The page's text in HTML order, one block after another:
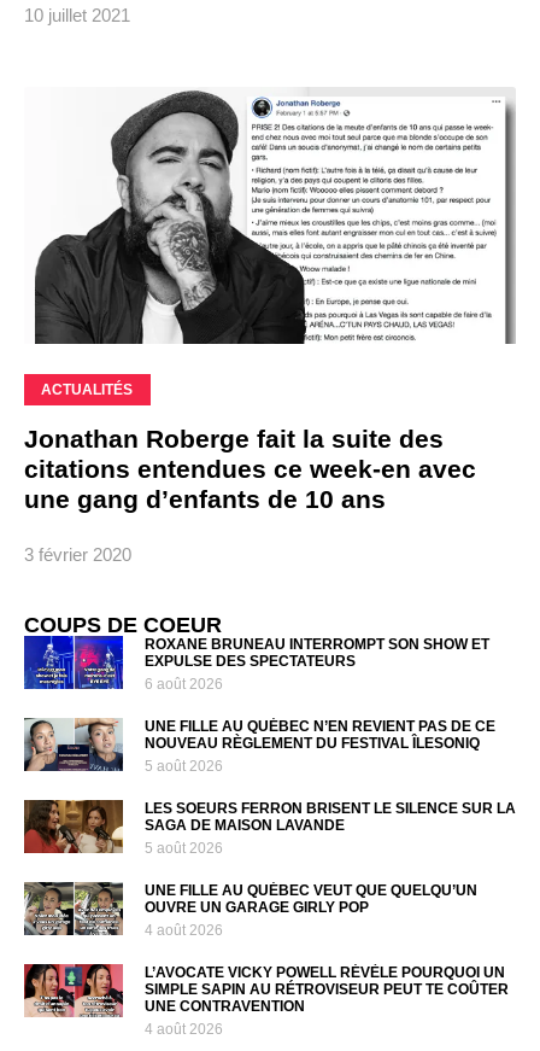
10 juillet 2021
ACTUALITÉS
Jonathan Roberge fait la suite des
citations entendues ce week-en avec
une gang d’enfants de 10 ans
3 février 2020
COUPS DE COEUR
ROXANE BRUNEAU INTERROMPT SON SHOW ET
EXPULSE DES SPECTATEURS
6 août 2026
UNE FILLE AU QUÉBEC N’EN REVIENT PAS DE CE
NOUVEAU RÈGLEMENT DU FESTIVAL ÎLESONIQ
5 août 2026
LES SOEURS FERRON BRISENT LE SILENCE SUR LA
SAGA DE MAISON LAVANDE
5 août 2026
UNE FILLE AU QUÉBEC VEUT QUE QUELQU’UN
OUVRE UN GARAGE GIRLY POP
4 août 2026
L’AVOCATE VICKY POWELL RÉVÈLE POURQUOI UN
SIMPLE SAPIN AU RÉTROVISEUR PEUT TE COÛTER
UNE CONTRAVENTION
4 août 2026